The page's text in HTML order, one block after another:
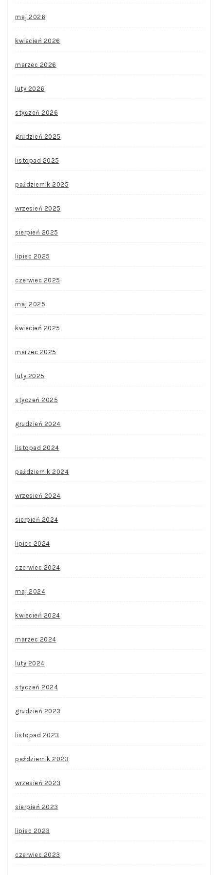
maj 2026
kwiecień 2026
marzec 2026
luty 2026
styczeń 2026
grudzień 2025
listopad 2025
październik 2025
wrzesień 2025
sierpień 2025
lipiec 2025
czerwiec 2025
maj 2025
kwiecień 2025
marzec 2025
luty 2025
styczeń 2025
grudzień 2024
listopad 2024
październik 2024
wrzesień 2024
sierpień 2024
lipiec 2024
czerwiec 2024
maj 2024
kwiecień 2024
marzec 2024
luty 2024
styczeń 2024
grudzień 2023
listopad 2023
październik 2023
wrzesień 2023
sierpień 2023
lipiec 2023
czerwiec 2023